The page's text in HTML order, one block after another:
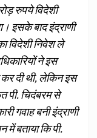
रुपये विदेशी
इसके बाद इंद्राणी
विदेशी निवेश ले
ने इस
दी थी, लेकिन इस
पी. चिदंबरम से
गवाह बनी इंद्राणी
बताया कि पी.